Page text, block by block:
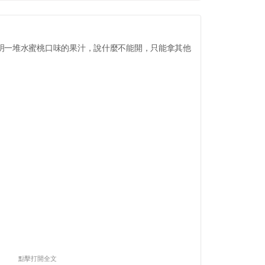
一堆水蜜桃口味的果汁，說什麼不能開，只能拿其他
點擊打開全文